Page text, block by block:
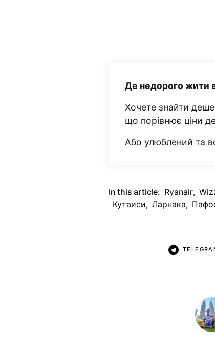
Де недорого жити
Хочете знайти
що порівнює ціни
Або улюблений та
In this article: Ryanair,
Кутаиси, Ларнака,